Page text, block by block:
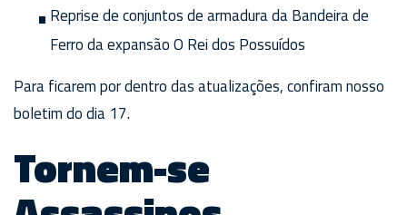
Reprise de conjuntos de armadura da Bandeira de
Ferro da expansão O Rei dos Possuídos
Para ficarem por dentro das atualizações, confiram nosso
boletim do dia 17.
Tornem-se